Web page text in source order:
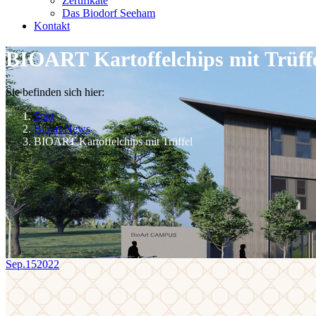
Das Biodorf Seeham
Kontakt
BIOART Kartoffelchips mit
Sie befinden sich hier:
Start
Bioart News
BIOART Kartoffelchips mit Trüffel
Sep.152022